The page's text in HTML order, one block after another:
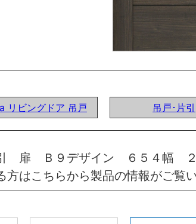
リビングドア 吊戸 吊戸･片引
扉 Ｂ９デザイン ６５４幅
方はこちらから製品の情報がご覧